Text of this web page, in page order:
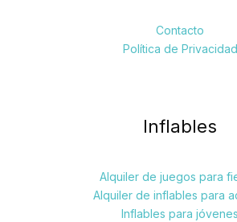
Contacto
Política de Privacidad
Inflables
Alquiler de juegos para
Alquiler de inflables para
Inflables para jóvenes